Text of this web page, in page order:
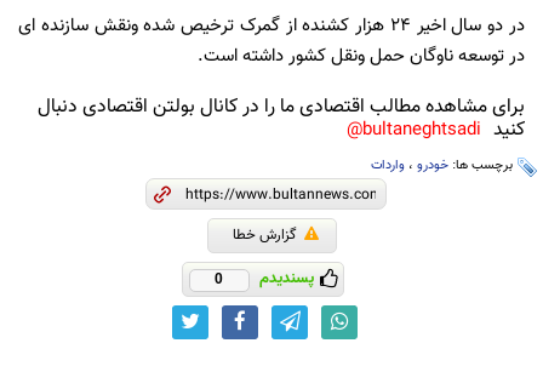
در دو سال اخیر ۲۴ هزار کشنده از گمرک ترخیص شده و‌نقش سازنده ای
در توسعه ناوگان حمل و‌نقل کشور داشته است.
برای مشاهده مطالب اقتصادی ما را در کانال بولتن اقتصادی دنبال
کنید bultaneghtsadi@
برچسب ها: خودرو ، واردات
گزارش خطا
پسندیدم 0